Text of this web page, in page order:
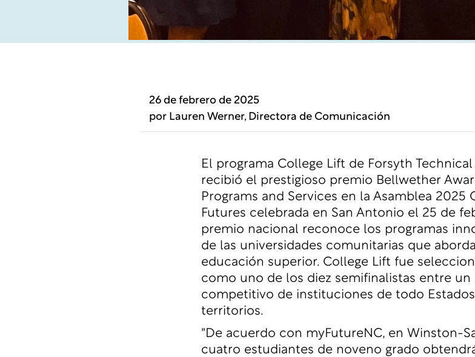
26 de febrero de 2025
por Lauren Werner, Directora de Comunicación
El programa College Lift de Forsyth
recibió el prestigioso premio Bellwether
Programs and Services en la Asamblea 2025
Futures celebrada en San Antonio el 25 de
premio nacional reconoce los programas
de las universidades comunitarias que
educación superior. College Lift fue
como uno de los diez semifinalistas entre
competitivo de instituciones de todo
territorios.
"De acuerdo con myFutureNC, en Winston-
cuatro estudiantes de noveno grado